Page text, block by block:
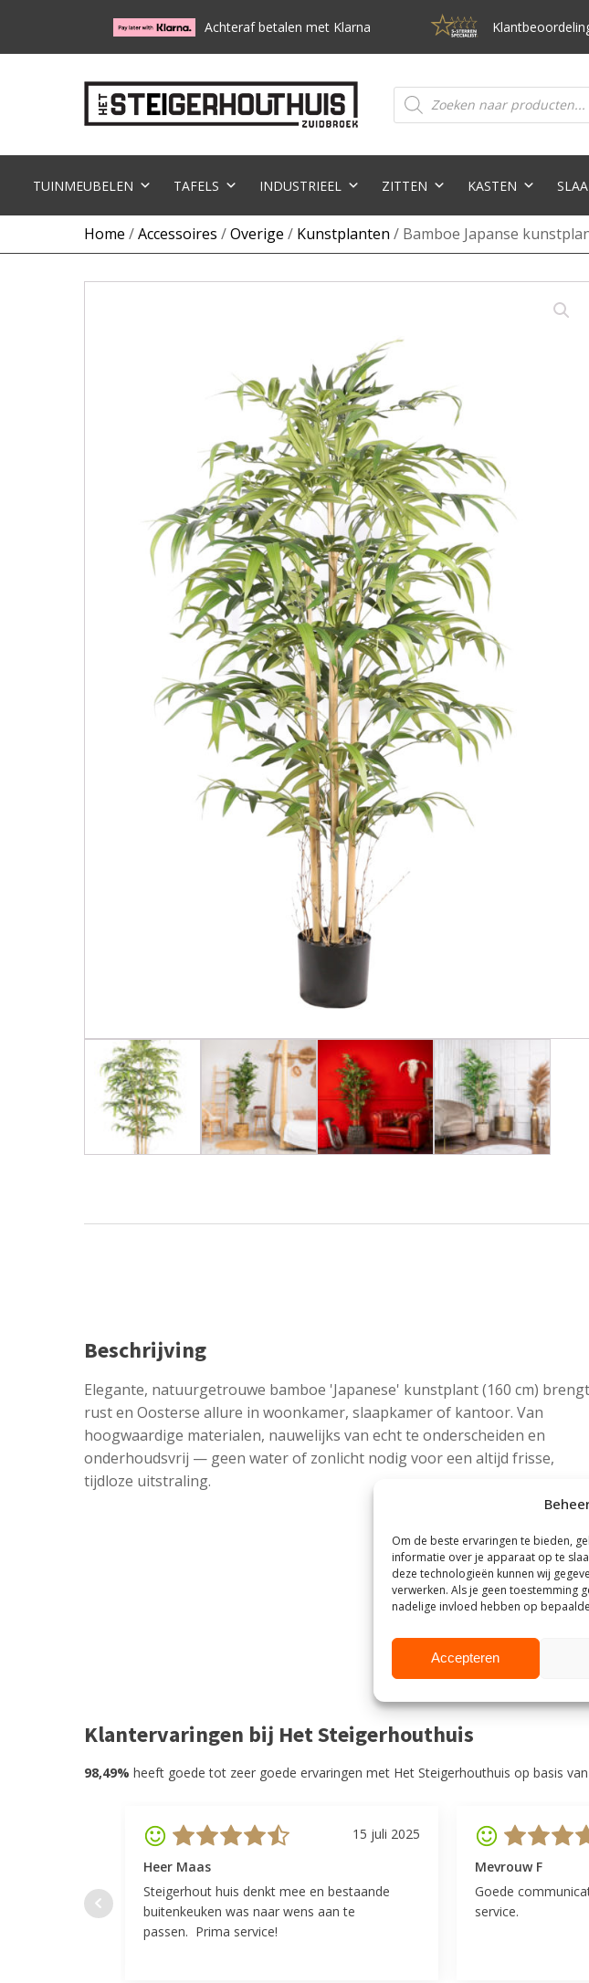
Om de beste ervaringen te bieden,
informatie over je apparaat op te
deze technologieën kunnen wij
verwerken. Als je geen toestemming
nadelige invloed hebben op
Accepteren
Achteraf betalen met Klarna
Producten
zoeken
TUINMEUBELEN TAFELS INDUSTRIEEL ZITTEN KASTEN
Home /Accessoires /Overige / Kunstplanten / Bamboe Japanse
Beschrijving
Elegante, natuurgetrouwe bamboe 'Japanese' kunstplant (160 cm) brengt
rust en Oosterse allure in woonkamer, slaapkamer of kantoor. Van
hoogwaardige materialen, nauwelijks van echt te onderscheiden en
onderhoudsvrij — geen water of zonlicht nodig voor een altijd frisse,
tijdloze uitstraling.
Klantervaringen bij Het Steigerhouthuis
98,49% heeft goede tot zeer goede ervaringen met Het Steigerhouthuis op basis
15 juli 2025
Heer Maas
Steigerhout huis denkt mee en bestaande
buitenkeuken was naar wens aan te
passen. Prima service!
Mevrouw F
Goede
service.